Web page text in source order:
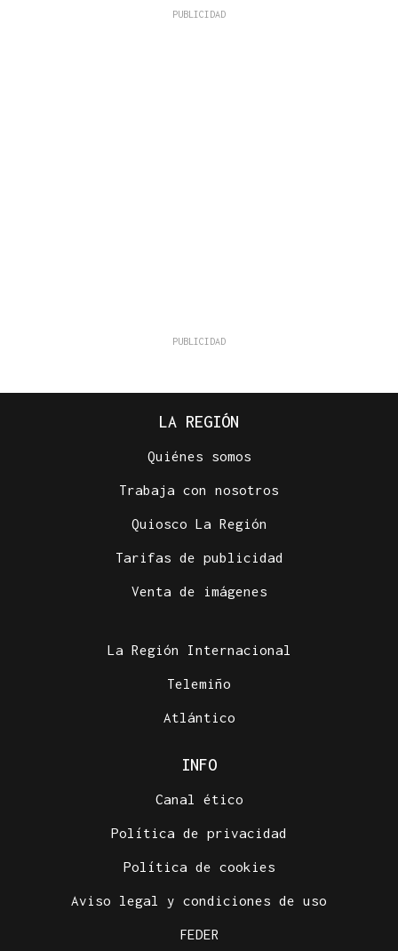
LA REGIÓN
Quiénes somos
Trabaja con nosotros
Quiosco La Región
Tarifas de publicidad
Venta de imágenes
La Región Internacional
Telemiño
Atlántico
INFO
Canal ético
Política de privacidad
Política de cookies
Aviso legal y condiciones de uso
FEDER